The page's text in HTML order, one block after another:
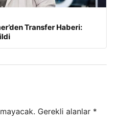
Transfer Haberi:
Gerekli alanlar *